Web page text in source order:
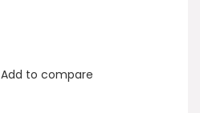
Add to compare